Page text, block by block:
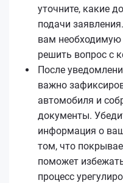
уточните, какие
подачи
вам
решить вопрос с
После
важно
автомобиля и
документы.
информация о
том, что
поможет
процесс